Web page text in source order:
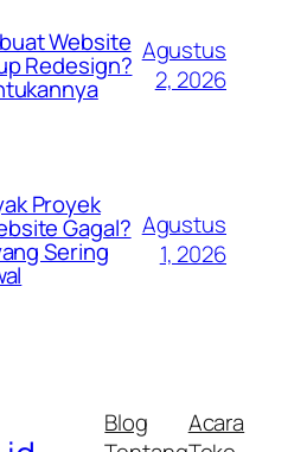
Website
Redesign? Agustus
2, 2026
Proyek
Gagal?
Sering
Agustus
1, 2026
Blog
Acara